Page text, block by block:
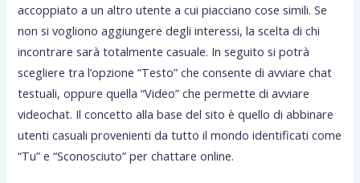
accoppiato a un altro utente a cui piacciano cose simili. Se
non si vogliono aggiungere degli interessi, la scelta di chi
incontrare sarà totalmente casuale. In seguito si potrà
scegliere tra l’opzione “Testo” che consente di avviare chat
testuali, oppure quella “Video” che permette di avviare
videochat. Il concetto alla base del sito è quello di abbinare
utenti casuali provenienti da tutto il mondo identificati come
“Tu” e “Sconosciuto” per chattare online.